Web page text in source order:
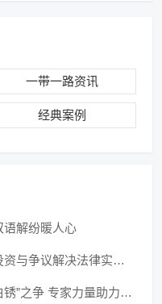
一带一路资讯
经典案例
语解纷暖人心
-涉外法律-皖企出海——跨境投资与争议解决法律实务交流会举办
-涉外法律-解纷有“例”丨一场“白锈”之争 专家力量助力涉外解纷